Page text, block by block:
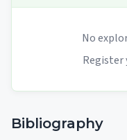
No
Register
Bibliography